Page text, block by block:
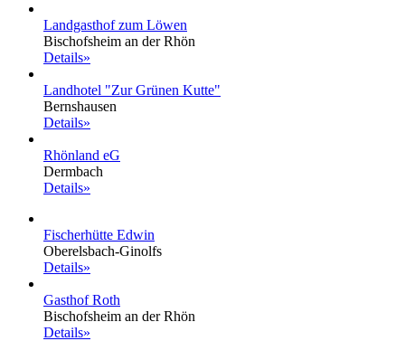
Landgasthof zum Löwen
Bischofsheim an der Rhön
Details»
Landhotel "Zur Grünen Kutte"
Bernshausen
Details»
Rhönland eG
Dermbach
Details»
Fischerhütte Edwin
Oberelsbach-Ginolfs
Details»
Gasthof Roth
Bischofsheim an der Rhön
Details»